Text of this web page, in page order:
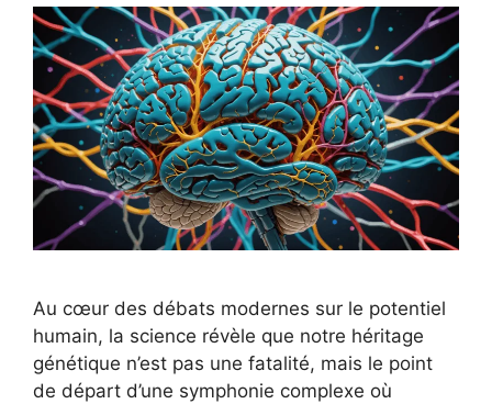
Au cœur des débats modernes sur le potentiel
humain, la science révèle que notre héritage
génétique n’est pas une fatalité, mais le point
de départ d’une symphonie complexe où